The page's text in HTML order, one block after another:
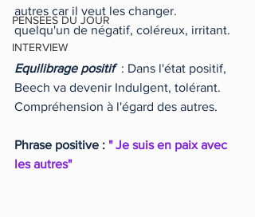
PENSEES DU JOUR
INTERVIEW
autres car il veut les changer.
quelqu'un de négatif, coléreux, irritant.
Equilibrage positif
  : Dans l'état positif,
Beech va devenir Indulgent, tolérant.
Compréhension à l'égard des autres.
Phrase positive : " Je suis en paix avec
les autres"